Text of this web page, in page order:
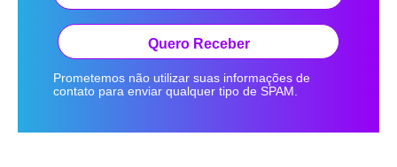
Quero Receber
Prometemos não utilizar suas informações de
contato para enviar qualquer tipo de SPAM.